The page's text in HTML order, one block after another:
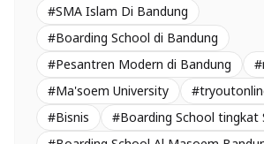
#SMA Islam Di Bandung
#Boarding School di Bandung
#Pesantren Modern di Bandung
#Ma'soem University
#Bisnis
#Boarding School tingkat